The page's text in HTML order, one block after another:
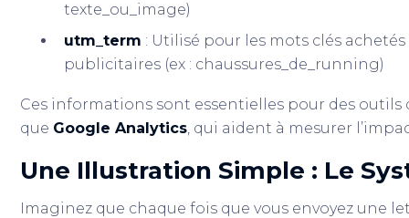
texte_ou_image)
utm_term : Utilisé pour les mots clés
publicitaires (ex : chaussures_de_running)
Ces informations sont essentielles pour des outils
que Google Analytics, qui aident à mesurer
Une Illustration Simple : Le
Imaginez que chaque fois que vous envoyez une